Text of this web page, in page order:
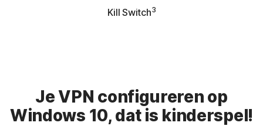
Kill Switch3
Je VPN configureren op
Windows 10, dat is kinderspel!